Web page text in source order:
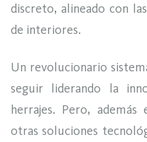
discreto, alineado con
de interiores.
Un revolucionario
seguir liderando la
herrajes. Pero,
otras soluciones